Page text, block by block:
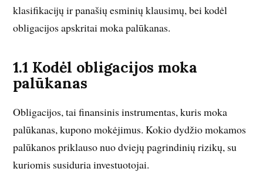
klasifikacijų ir panašių esminių klausimų, bei kodėl
obligacijos apskritai moka palūkanas.
1.1 Kodėl obligacijos moka
palūkanas
Obligacijos, tai finansinis instrumentas, kuris moka
palūkanas, kupono mokėjimus. Kokio dydžio mokamos
palūkanos priklauso nuo dviejų pagrindinių rizikų, su
kuriomis susiduria investuotojai.